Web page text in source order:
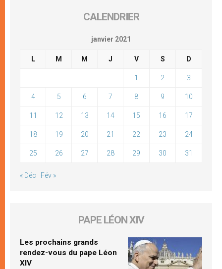
CALENDRIER
janvier 2021
L M M J V S D
1 2 3
4 5 6 7 8 9 10
11 12 13 14 15 16 17
18 19 20 21 22 23 24
25 26 27 28 29 30 31
« Déc Fév »
PAPE LÉON XIV
Les prochains grands
rendez-vous du pape Léon
XIV